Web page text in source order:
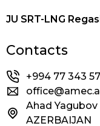
JU SRT-LNG
Contacts
+994 77 343
Ahad Yagubov
AZERBAIJAN